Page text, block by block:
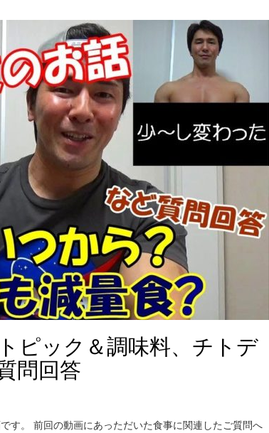
ピック＆調味料、チトデ
問回答
す。 前回の動画にあっただいた食事に関連したご質問へ